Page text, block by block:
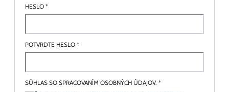
HESLO *
POTVRDTE HESLO *
SÚHLAS SO SPRACOVANÍM OSOBNÝCH ÚDAJOV. *